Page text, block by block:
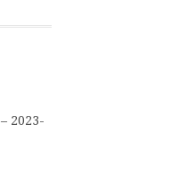
2023-